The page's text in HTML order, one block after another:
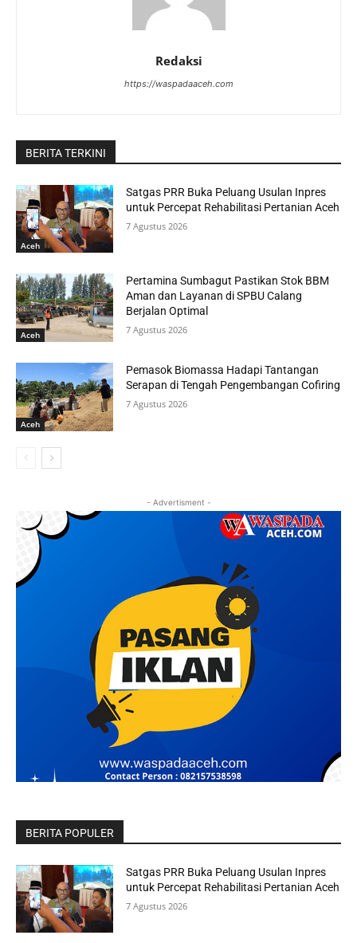
Redaksi
https://waspadaaceh.com
BERITA TERKINI
Aceh
Satgas PRR Buka Peluang Usulan Inpres
untuk Percepat Rehabilitasi Pertanian Aceh
7 Agustus 2026
Aceh
Pertamina Sumbagut Pastikan Stok BBM
Aman dan Layanan di SPBU Calang
Berjalan Optimal
7 Agustus 2026
Aceh
Pemasok Biomassa Hadapi Tantangan
Serapan di Tengah Pengembangan Cofiring
7 Agustus 2026
- Advertisment -
BERITA POPULER
Satgas PRR Buka Peluang Usulan Inpres
untuk Percepat Rehabilitasi Pertanian Aceh
7 Agustus 2026